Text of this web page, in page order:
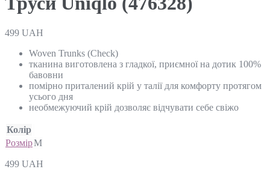
499 UAH
Woven Trunks (Check)
тканина виготовлена з гладкої, приємної на дотик 100%
бавовни
помірно приталений крій у талії для комфорту протягом
усього дня
необмежуючий крій дозволяє відчувати себе свіжо
Колір
РозмірM
499 UAH